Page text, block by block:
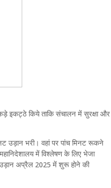
इकट्ठे किये त‍ाकि संचालन में सुरक्षा और
उड़ान भरी। वहां पर पांच मिनट रूकने
में विश्‍लेषण के लिए भेजा
उड़ान अप्रैल 2025 में शुरू होने की